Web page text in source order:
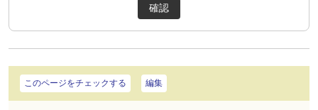
確認
このページをチェックする 編集